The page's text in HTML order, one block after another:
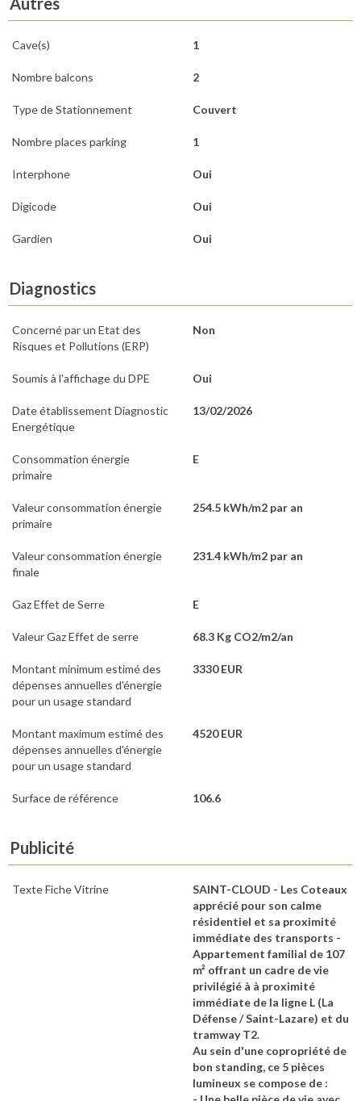
Cave(s) 1
Nombre balcons 2
Type de Stationnement Couvert
Nombre places parking 1
Interphone Oui
Digicode Oui
Gardien Oui
Diagnostics
Concerné par un Etat des
Risques et Pollutions (ERP)
Non
Soumis à l'affichage du DPE Oui
Date établissement Diagnostic
Energétique
13/02/2026
Consommation énergie
primaire
E
Valeur consommation énergie
primaire
254.5 kWh/m2 par an
Valeur consommation énergie
finale
231.4 kWh/m2 par an
Gaz Effet de Serre E
Valeur Gaz Effet de serre 68.3 Kg CO2/m2/an
Montant minimum estimé des
dépenses annuelles d'énergie
pour un usage standard
3330 EUR
Montant maximum estimé des
dépenses annuelles d'énergie
pour un usage standard
4520 EUR
Surface de référence 106.6
Publicité
Texte Fiche Vitrine
SAINT-CLOUD - Les Coteaux
apprécié pour son calme
résidentiel et sa proximité
immédiate des transports -
Appartement familial de 107
m² offrant un cadre de vie
privilégié à à proximité
immédiate de la ligne L (La
Défense / Saint-Lazare) et du
tramway T2.
Au sein d'une copropriété de
bon standing, ce 5 pièces
lumineux se compose de :